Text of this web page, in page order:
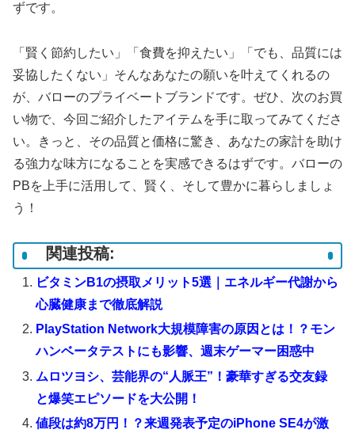
ずです。
「賢く節約したい」「食費を抑えたい」「でも、品質には
妥協したくない」そんなあなたの願いを叶えてくれるの
が、バローのプライベートブランドです。ぜひ、次のお買
い物で、今回ご紹介したアイテムを手に取ってみてくださ
い。きっと、その品質と価格に驚き、あなたの家計を助け
る強力な味方になることを実感できるはずです。バローの
PBを上手に活用して、賢く、そして豊かに暮らしましょ
う！
関連投稿:
ビタミンB1の摂取メリット5選｜エネルギー代謝から
心臓健康まで徹底解説
PlayStation Network大規模障害の原因とは！？モン
ハンベータテストにも影響、週末ゲーマー困惑中
ムロツヨシ、芸能界の“人脈王”！豪華すぎる交友録
と爆笑エピソードを大公開！
値段は約8万円！？来週発表予定のiPhone SE4が激